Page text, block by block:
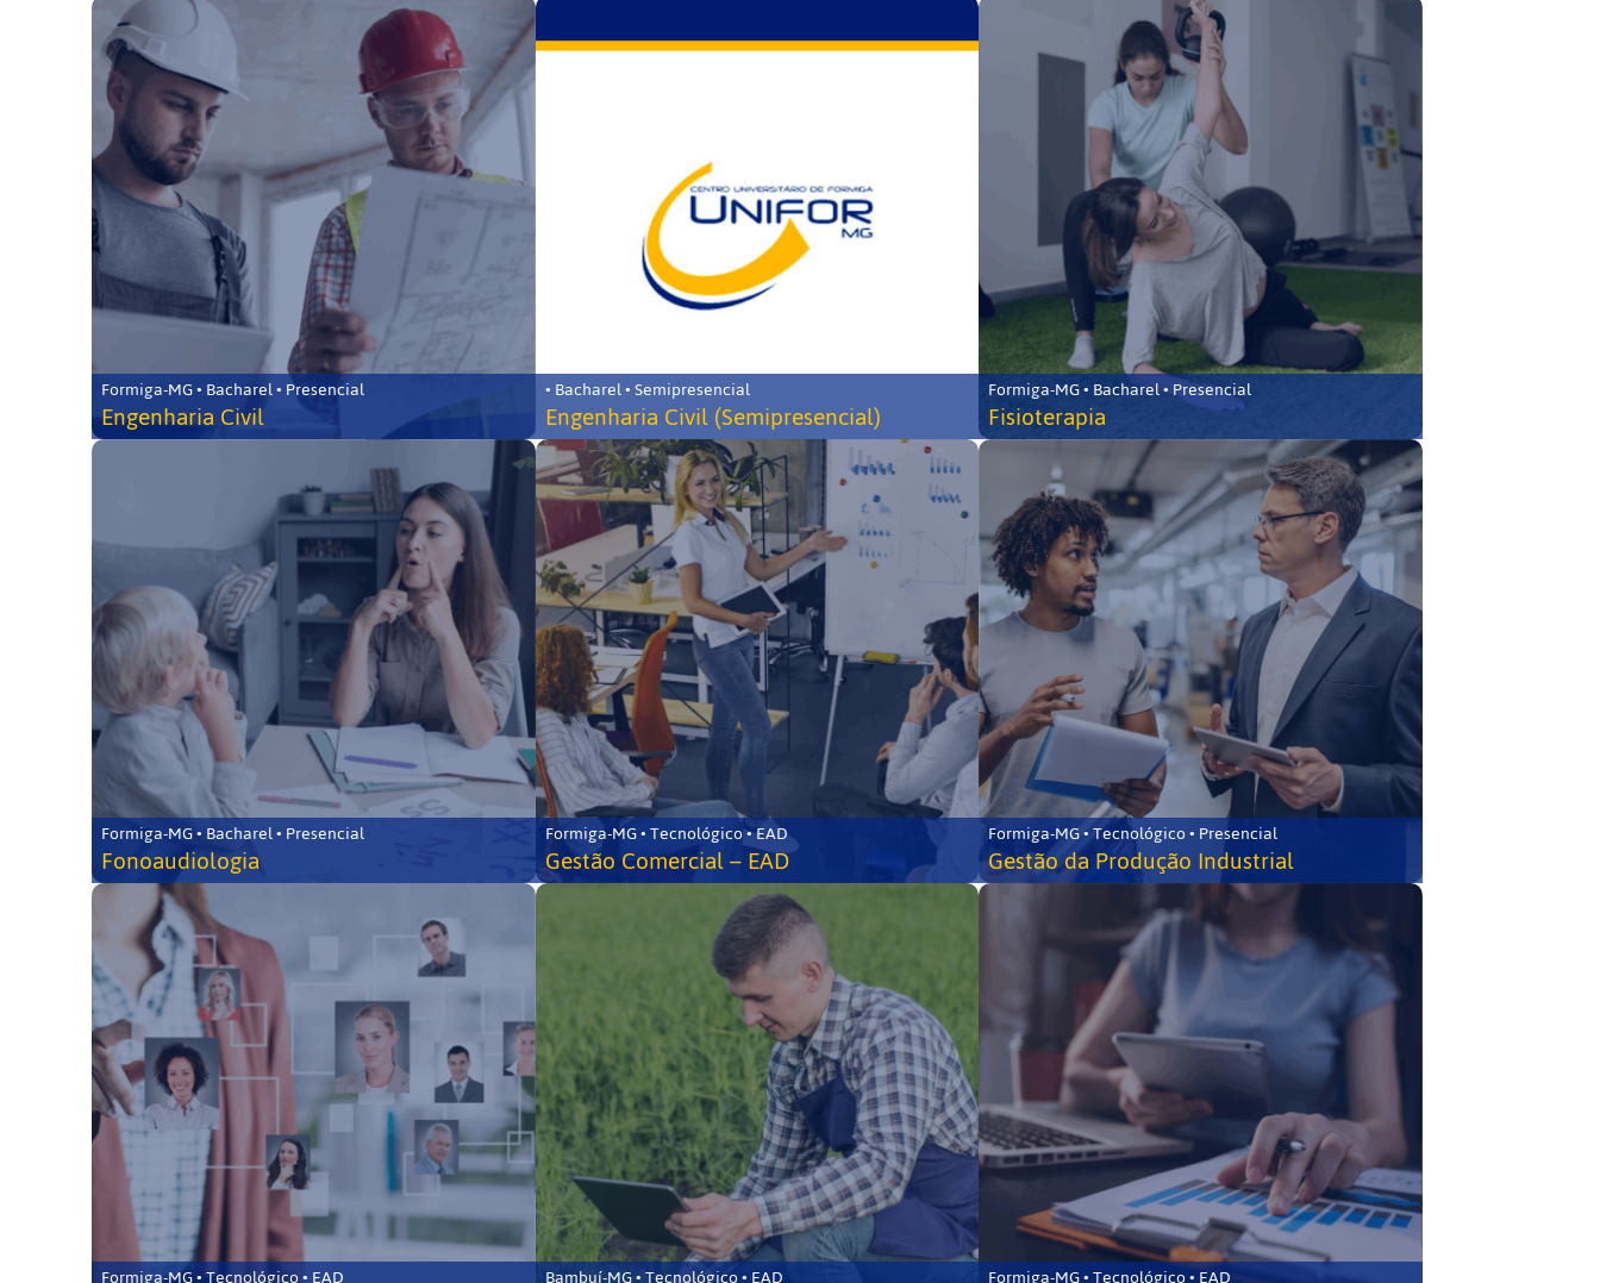
Formiga-MG • Bacharel • Presencial
Engenharia Civil
• Bacharel • Semipresencial
Engenharia Civil (Semipresencial)
Formiga-MG • Bacharel • Presencial
Fisioterapia
Formiga-MG • Bacharel • Presencial
Fonoaudiologia
Formiga-MG • Tecnológico • EAD
Gestão Comercial – EAD
Formiga-MG • Tecnológico • Presencial
Gestão da Produção Industrial